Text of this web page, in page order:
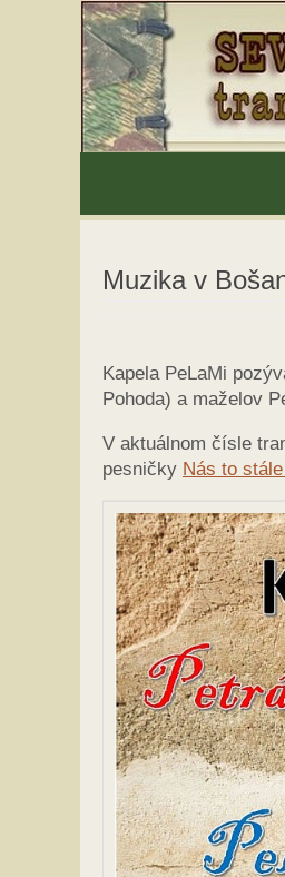
Muzika v
Kapela PeLaMi
Pohoda) a maželov
V aktuálnom čísle
pesničky Nás to